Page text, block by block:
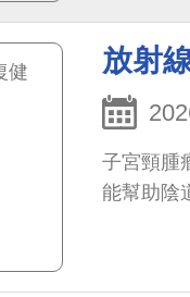
放射
子宮頸腫
能幫助陰